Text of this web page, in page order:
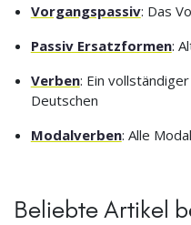
Vorgangspassiv: Das
Passiv Ersatzformen:
Verben: Ein
Deutschen
Modalverben: Alle
Beliebte Artikel